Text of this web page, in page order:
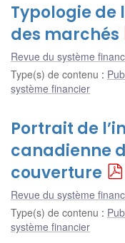
Typologie de
des marchés
Revue du système
Type(s) de contenu :
système financier
Portrait de
canadienne
couverture
Revue du système
Type(s) de contenu :
système financier